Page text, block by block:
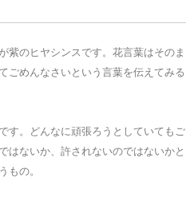
紫のヒヤシンスです。花言葉はそのま
ごめんなさいという言葉を伝えてみる
す。どんなに頑張ろうとしていてもご
はないか、許されないのではないかと
もの。